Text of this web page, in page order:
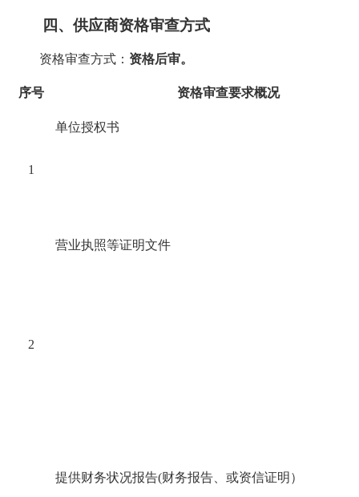
四、 供应商资格审查方式
资格审查方式： 资格后审。
序号 资格审查要求概况
1
单位授权书
2
营业执照等证明文件
提供财务状况报告(财务报告、或资信证明）